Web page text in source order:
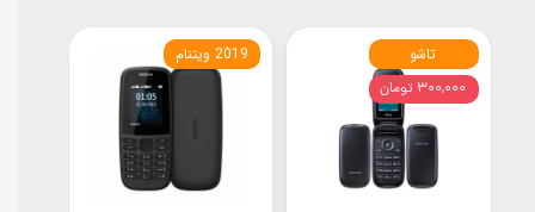
2019 ویتنام تاشو
۳۰۰,۰۰۰ تومان